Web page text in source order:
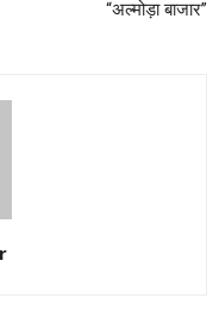
“अल्मोड़ा बाजार”